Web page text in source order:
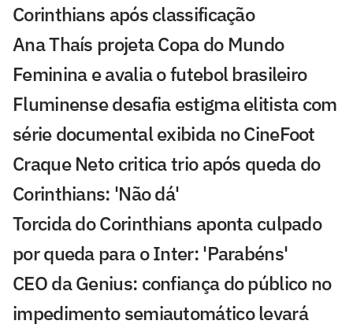
Corinthians após classificação
Ana Thaís projeta Copa do Mundo
Feminina e avalia o futebol brasileiro
Fluminense desafia estigma elitista com
série documental exibida no CineFoot
Craque Neto critica trio após queda do
Corinthians: 'Não dá'
Torcida do Corinthians aponta culpado
por queda para o Inter: 'Parabéns'
CEO da Genius: confiança do público no
impedimento semiautomático levará